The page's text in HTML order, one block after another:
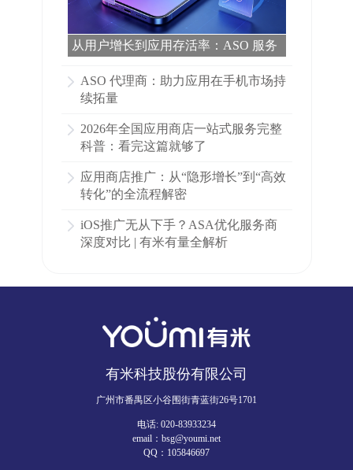
从用户增长到应用存活率：ASO 服务
ASO 代理商：助力应用在手机市场持
续拓量
2026年全国应用商店一站式服务完整
科普：看完这篇就够了
应用商店推广：从“隐形增长”到“高效
转化”的全流程解密
iOS推广无从下手？ASA优化服务商
深度对比 | 有米有量全解析
有米科技股份有限公司
广州市番禺区小谷围街青蓝街26号1701
电话: 020-83933234
email：bsg@youmi.net
QQ：105846697